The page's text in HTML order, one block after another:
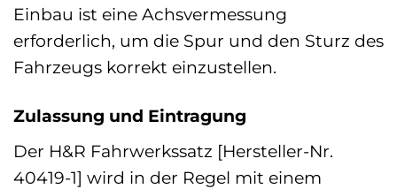
Einbau ist eine Achsvermessung
erforderlich, um die Spur und den Sturz des
Fahrzeugs korrekt einzustellen.
Zulassung und Eintragung
Der H&R Fahrwerkssatz [Hersteller-Nr.
40419-1] wird in der Regel mit einem